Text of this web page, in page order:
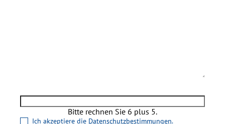
Bitte rechnen Sie 6 plus 5.
Ich akzeptiere die Datenschutzbestimmungen.